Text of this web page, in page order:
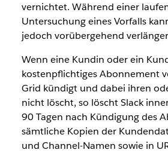
vernichtet. Während einer
Untersuchung eines Vorfalls
jedoch vorübergehend
Wenn eine Kundin oder ein
kostenpflichtiges Abonnement
Grid kündigt und dabei ihren
nicht löscht, so löscht Slack
90 Tagen nach Kündigung des
sämtliche Kopien der
und Channel-Namen sowie in